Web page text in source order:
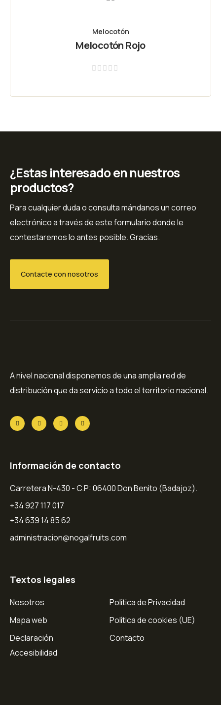
Melocotón
Melocotón Rojo
¿Estas interesado en nuestros
productos?
Para cualquier duda o consulta mándanos un correo
electrónico a través de este formulario donde le
contestaremos lo antes posible. Gracias.
Contacte con nosotros
A nivel nacional disponemos de una amplia red de
distribución que da servicio a todo el territorio nacional.
Información de contacto
Carretera N-430 - C.P: 06400 Don Benito (Badajoz).
+34 927 117 017
+34 639 14 85 62
administracion@nogalfruits.com
Textos legales
Nosotros
Mapa web
Declaración
Accesibilidad
Política de Privacidad
Política de cookies (UE)
Contacto